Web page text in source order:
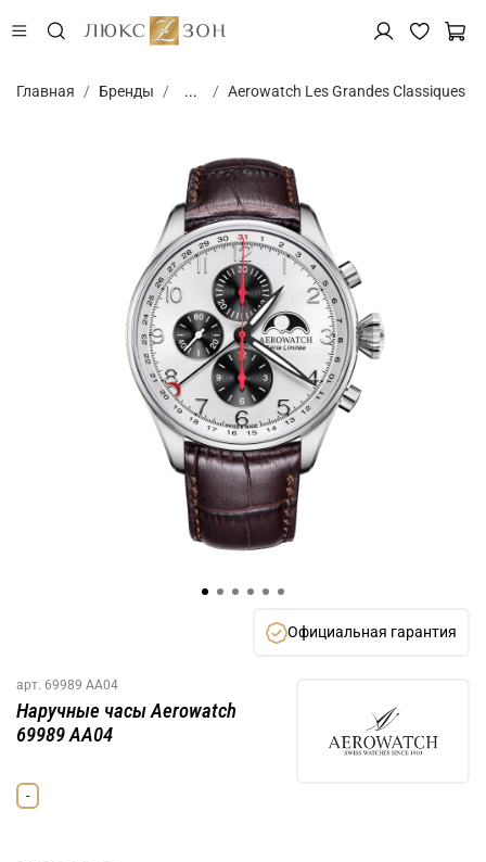
Главная Бренды ... Aerowatch Les Grandes Classiques
Официальная гарантия
арт. 69989 AA04
Наручные часы Aerowatch
69989 AA04
-